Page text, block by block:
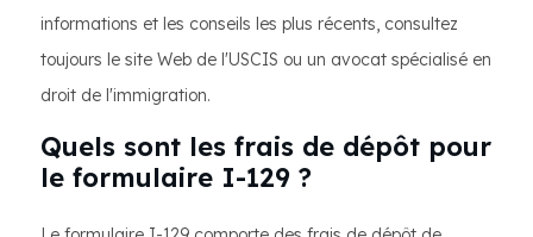
informations et les conseils les plus récents, consultez
toujours le site Web de l'USCIS ou un avocat spécialisé en
droit de l'immigration.
Quels sont les frais de dépôt pour
le formulaire I-129 ?